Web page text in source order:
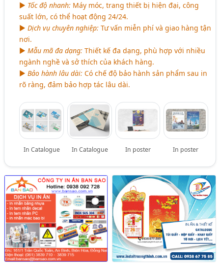
► Tốc độ nhanh: Máy móc, trang thiết bị hiện đại, công
suất lớn, có thể hoạt động 24/24.
►Dịch vụ chuyên nghiệp: Tư vấn miễn phí và giao hàng tận
nơi.
►Mẫu mã đa dạng: Thiết kế đa dạng, phù hợp với nhiều
ngành nghề và sở thích của khách hàng.
►Bảo hành lâu dài:Có chế độ bảo hành sản phẩm sau in
rõ ràng, đảm bảo hợp tác lâu dài.
In Catalogue In Catalogue In poster In poster